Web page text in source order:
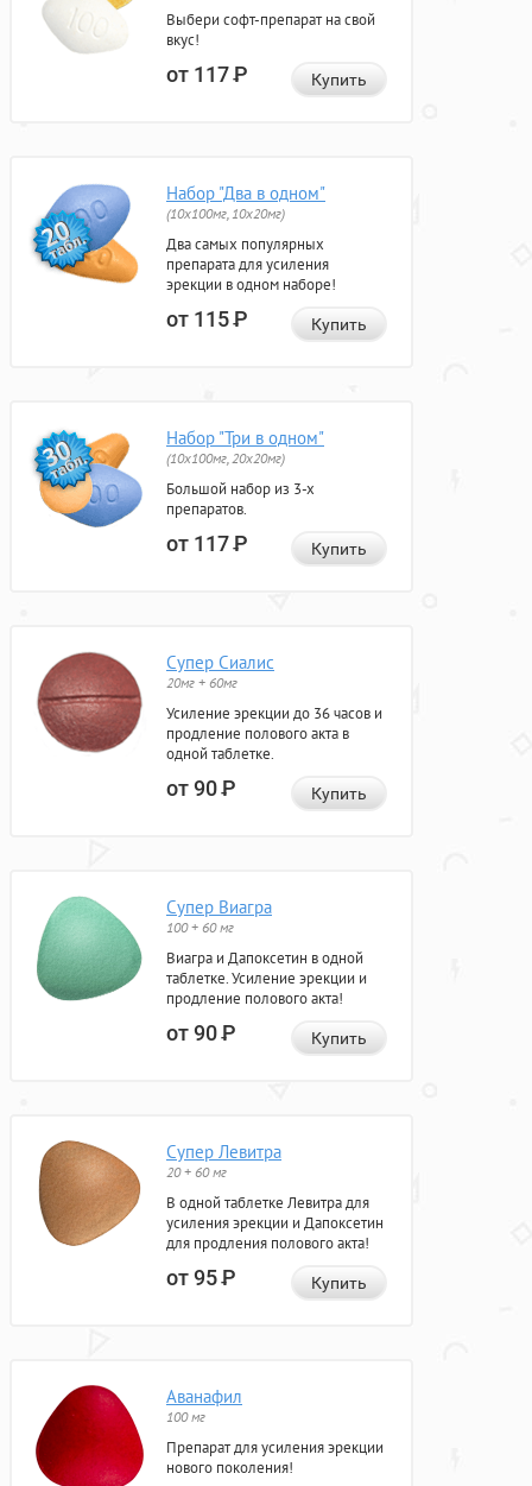
Выбери софт-препарат на свой
вкус!
от 117Р Купить
Набор "Два в одном"
(10x100мг, 10x20мг)
Два самых популярных
препарата для усиления
эрекции в одном наборе!
от 115Р Купить
Набор "Три в одном"
(10x100мг, 20x20мг)
Большой набор из 3-х
препаратов.
от 117Р Купить
Супер Сиалис
20мг + 60мг
Усиление эрекции до 36 часов и
продление полового акта в
одной таблетке.
от 90Р Купить
Супер Виагра
100 + 60 мг
Виагра и Дапоксетин в одной
таблетке. Усиление эрекции и
продление полового акта!
от 90Р Купить
Супер Левитра
20 + 60 мг
В одной таблетке Левитра для
усиления эрекции и Дапоксетин
для продления полового акта!
от 95Р Купить
Аванафил
100 мг
Препарат для усиления эрекции
нового поколения!